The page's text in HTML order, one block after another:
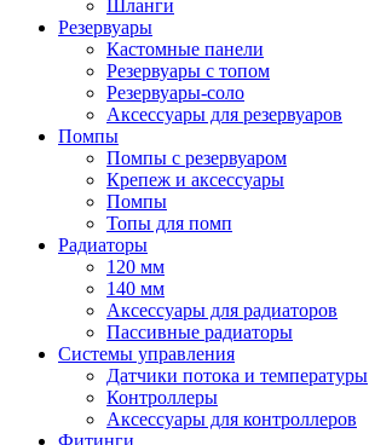
Шланги
Резервуары
Кастомные панели
Резервуары с топом
Резервуары-соло
Аксессуары для резервуаров
Помпы
Помпы с резервуаром
Крепеж и аксессуары
Помпы
Топы для помп
Радиаторы
120 мм
140 мм
Аксессуары для радиаторов
Пассивные радиаторы
Системы управления
Датчики потока и температуры
Контроллеры
Аксессуары для контроллеров
Фитинги